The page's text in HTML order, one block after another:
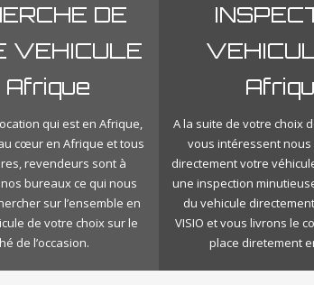
DE
VEHICULE
Afrique
qui est en Afrique,
cœur en Afrique et tous
revendeurs sont à
bureaux ce qui nous
sur l’ensemble en
de votre choix sur le
de l’occasion.
A la suite de votre choix
vous intéressent
directement votre
une inspection
du vehicule
VISIO et vous livrons le
place diretement